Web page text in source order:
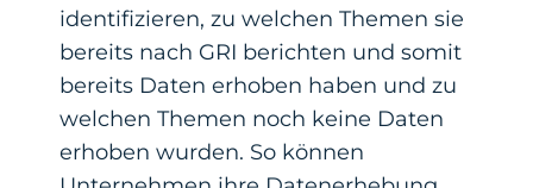
identifizieren, zu welchen Themen sie
bereits nach GRI berichten und somit
bereits Daten erhoben haben und zu
welchen Themen noch keine Daten
erhoben wurden. So können